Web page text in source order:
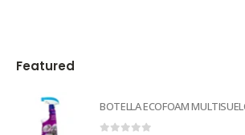
Featured
BOTELLA ECOFOAM